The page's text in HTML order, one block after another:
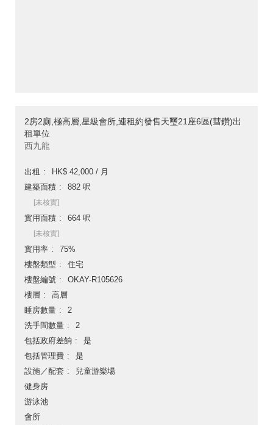
2房2廁,極高層,星級會所,連租約發售天璽21座6區(彗鑽)出
租單位
西九龍
出租
HK$ 42,000 / 月
建築面積
882 呎
[未核實]
實用面積 664 呎
[未核實]
實用率
75%
樓盤類型
住宅
樓盤編號
OKAY-R105626
樓層
高層
睡房數量
2
洗手間數量
2
包括政府差餉
是
包括管理費
是
設施／配套
兒童游樂場
健身房
游泳池
會所